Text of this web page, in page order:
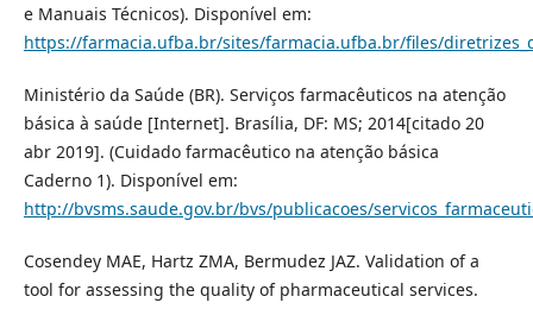
e Manuais Técnicos). Disponível em:
https://farmacia.ufba.br/sites/farmacia.ufba.br/files/
Ministério da Saúde (BR). Serviços farmacêuticos na atenção
básica à saúde [Internet]. Brasília, DF: MS; 2014[citado 20
abr 2019]. (Cuidado farmacêutico na atenção básica
Caderno 1). Disponível em:
http://bvsms.saude.gov.br/bvs/publicacoes/
Cosendey MAE, Hartz ZMA, Bermudez JAZ. Validation of a
tool for assessing the quality of pharmaceutical services.